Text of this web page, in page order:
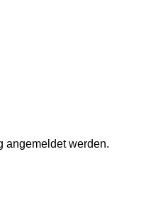
angemeldet werden.